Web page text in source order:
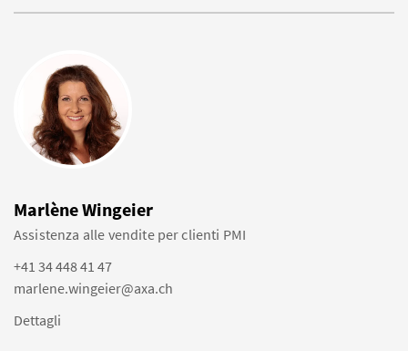
Marlène Wingeier
Assistenza alle vendite per clienti PMI
+41 34 448 41 47
marlene.wingeier@axa.ch
Dettagli